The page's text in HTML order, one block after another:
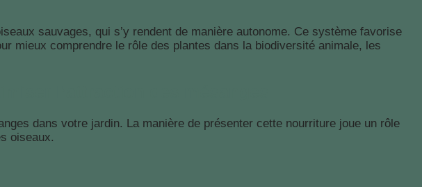
sauvages, qui s’y rendent de manière autonome. Ce système favorise
mieux comprendre le rôle des plantes dans la biodiversité animale, les
dans votre jardin. La manière de présenter cette nourriture joue un rôle
oiseaux.